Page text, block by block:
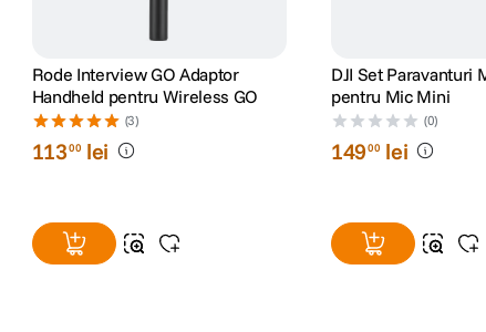
Rode Interview GO Adaptor
Handheld pentru Wireless GO
(3)
11300 lei
DJI Set Paravanturi
pentru Mic Mini
(0)
14900 lei